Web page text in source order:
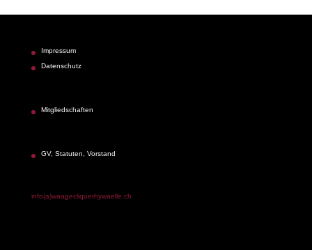
Impressum
Datenschutz
Mitgliedschaften
GV, Statuten, Vorstand
info(a)waagecliquerhywaelle.ch